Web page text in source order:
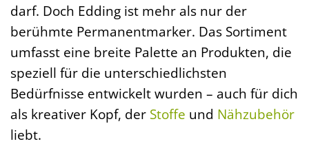
darf. Doch Edding ist mehr als nur der
berühmte Permanentmarker. Das Sortiment
umfasst eine breite Palette an Produkten, die
speziell für die unterschiedlichsten
Bedürfnisse entwickelt wurden – auch für dich
als kreativer Kopf, der Stoffe und Nähzubehör
liebt.